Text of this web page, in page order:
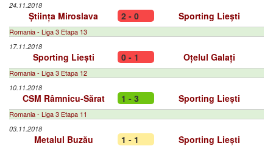
24.11.2018
Știința Miroslava 2 - 0 Sporting Liești
Romania - Liga 3 Etapa 13
17.11.2018
Sporting Liești 0 - 1 Oțelul Galați
Romania - Liga 3 Etapa 12
10.11.2018
CSM Râmnicu-Sărat 1 - 3 Sporting Liești
Romania - Liga 3 Etapa 11
03.11.2018
Metalul Buzău 1 - 1 Sporting Liești